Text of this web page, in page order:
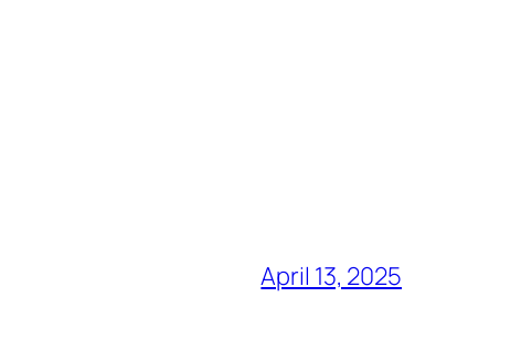
April 13, 2025